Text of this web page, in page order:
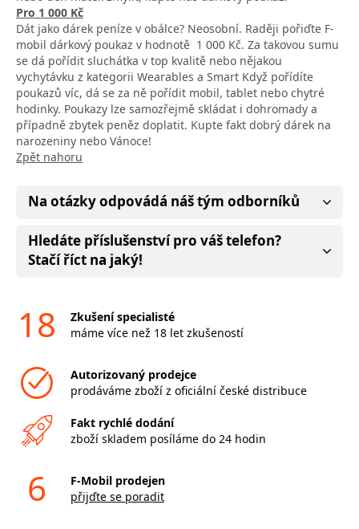
Pro 1 000 Kč
Dát jako dárek peníze v obálce? Neosobní. Raději pořiďte F-
mobil dárkový poukaz v hodnotě 1 000 Kč. Za takovou sumu
se dá pořídit sluchátka v top kvalitě nebo nějakou
vychytávku z kategorii Wearables a Smart Když pořídíte
poukazů víc, dá se za ně pořídit mobil, tablet nebo chytré
hodinky. Poukazy lze samozřejmě skládat i dohromady a
případně zbytek peněz doplatit. Kupte fakt dobrý dárek na
narozeniny nebo Vánoce!
Zpět nahoru
Na otázky odpovádá náš tým odborníků
Hledáte příslušenství pro váš telefon?
Stačí říct na jaký!
18
Zkušení specialisté
máme více než 18 let zkušeností
Autorizovaný prodejce
prodáváme zboží z oficiální české distribuce
Fakt rychlé dodání
zboží skladem posíláme do 24 hodin
6
F-Mobil prodejen
přijďte se poradit